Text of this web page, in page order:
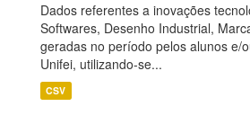
Dados referentes a inovações
Softwares, Desenho Industrial,
geradas no período pelos alunos e/
Unifei, utilizando-se...
CSV